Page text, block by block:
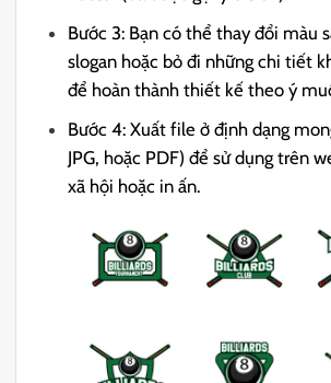
Bước 3: Bạn có thể thay đổi màu
slogan hoặc bỏ đi những chi tiết
để hoàn thành thiết kế theo ý
Bước 4: Xuất file ở định dạng
JPG, hoặc PDF) để sử dụng trên
xã hội hoặc in ấn.